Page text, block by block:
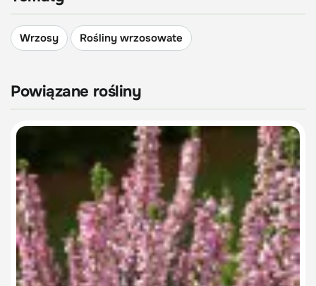
Wrzosy Rośliny wrzosowate
Powiązane rośliny